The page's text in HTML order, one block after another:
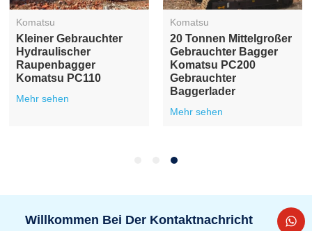
Komatsu
Kleiner Gebrauchter
Hydraulischer
Raupenbagger
Komatsu PC110
Mehr sehen
Komatsu
20 Tonnen Mittelgroßer
Gebrauchter Bagger
Komatsu PC200
Gebrauchter
Baggerlader
Mehr sehen
Willkommen Bei Der Kontaktnachricht